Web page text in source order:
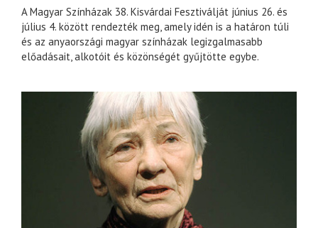
A Magyar Színházak 38. Kisvárdai Fesztiválját június 26. és
július 4. között rendezték meg, amely idén is a határon túli
és az anyaországi magyar színházak legizgalmasabb
előadásait, alkotóit és közönségét gyűjtötte egybe.